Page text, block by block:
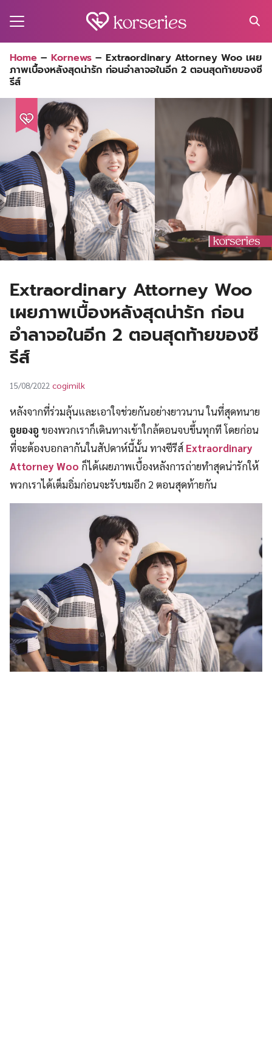
for:
Home – Kornews – Extraordinary Attorney Woo เผย
ภาพเบื้องหลังสุดน่ารัก ก่อนอำลาจอในอีก 2 ตอนสุดท้ายของซี
รีส์
Extraordinary Attorney Woo
เผยภาพเบื้องหลังสุดน่ารัก ก่อน
อำลาจอในอีก 2 ตอนสุดท้ายของซี
รีส์
15/08/2022 cogimilk
หลังจากที่ร่วมลุ้นและเอาใจช่วยกันอย่างยาวนาน ในที่สุดทนาย
อูยองอู ของพวกเราก็เดินทางเข้าใกล้ตอนจบขึ้นทุกที โดยก่อน
ที่จะต้องบอกลากันในสัปดาห์นี้นั้น ทางซีรีส์ Extraordinary
Attorney Woo ก็ได้เผยภาพเบื้องหลังการถ่ายทำสุดน่ารักให้
พวกเราได้เต็มอิ่มก่อนจะรับชมอีก 2 ตอนสุดท้ายกัน